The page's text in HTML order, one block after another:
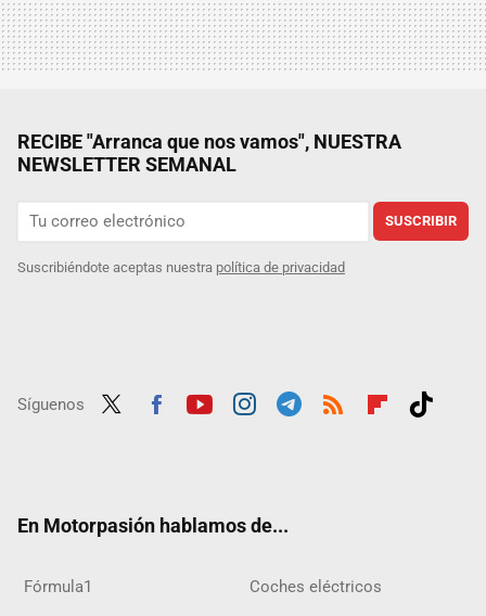
RECIBE "Arranca que nos vamos", NUESTRA
NEWSLETTER SEMANAL
SUSCRIBIR
Suscribiéndote aceptas nuestra política de privacidad
Síguenos
En Motorpasión hablamos de...
Fórmula1 Coches eléctricos